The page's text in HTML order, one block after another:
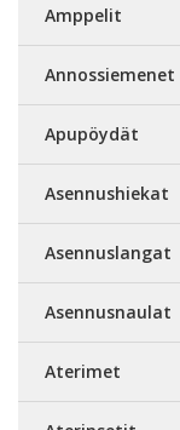
Amppelit
Annossiemenet
Apupöydät
Asennushiekat
Asennuslangat
Asennusnaulat
Aterimet